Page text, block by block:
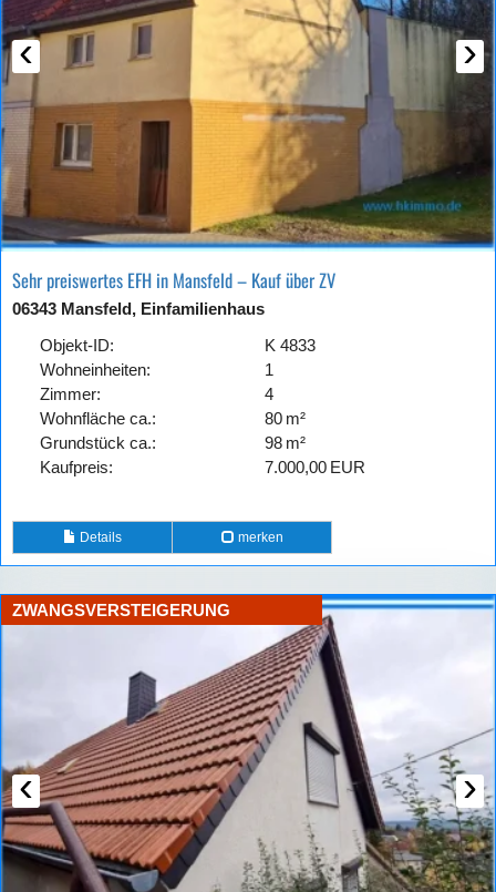
‹ ›
Sehr preiswertes EFH in Mansfeld – Kauf über ZV
06343 Mansfeld, Einfamilienhaus
Objekt-ID:
K 4833
Wohneinheiten:
1
Zimmer:
4
Wohnfläche ca.:
80 m²
Grund­stück ca.:
98 m²
Kaufpreis:
7.000,00 EUR
Details merken
‹ ›
ZWANGSVERSTEIGERUNG